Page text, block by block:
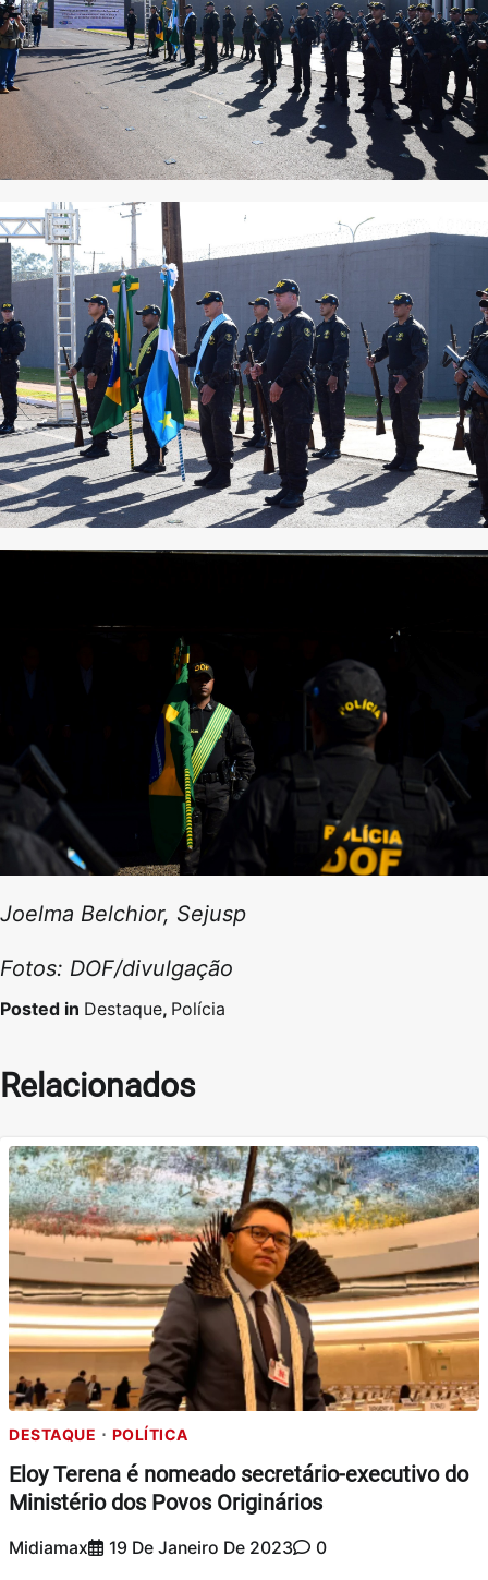
Joelma Belchior, Sejusp
Fotos: DOF/divulgação
Posted in Destaque, Polícia
Relacionados
DESTAQUE POLÍTICA
Eloy Terena é nomeado secretário-executivo do
Ministério dos Povos Originários
Midiamax 19 De Janeiro De 2023 0